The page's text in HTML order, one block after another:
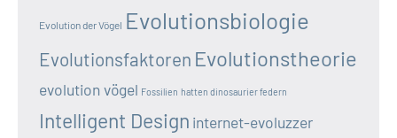
Evolution der Vögel Evolutionsbiologie
Evolutionsfaktoren Evolutionstheorie
evolution vögel Fossilien hatten dinosaurier federn
Intelligent Design internet-evoluzzer